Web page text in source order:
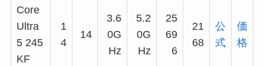
Core
Ultra
5 245
KF
1
4
14
3.6
0G
Hz
5.2
0G
Hz
25
69
6
21
68
公
式
価
格